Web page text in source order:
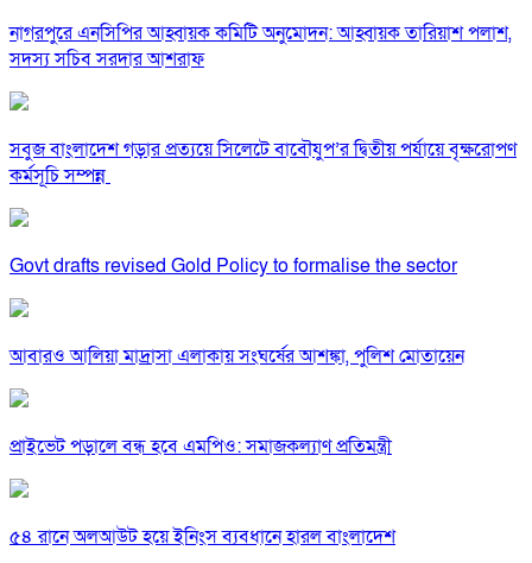
নাগরপুরে এনসিপির আহ্বায়ক কমিটি অনুমোদন: আহ্বায়ক তারিয়াশ পলাশ,
সদস্য সচিব সরদার আশরাফ
সবুজ বাংলাদেশ গড়ার প্রত্যয়ে সিলেটে বাবৌযুপ’র দ্বিতীয় পর্যায়ে বৃক্ষরোপণ
কর্মসূচি সম্পন্ন
Govt drafts revised Gold Policy to formalise the sector
আবারও আলিয়া মাদ্রাসা এলাকায় সংঘর্ষের আশঙ্কা, পুলিশ মোতায়েন
প্রাইভেট পড়ালে বন্ধ হবে এমপিও: সমাজকল্যাণ প্রতিমন্ত্রী
৫৪ রানে অলআউট হয়ে ইনিংস ব্যবধানে হারল বাংলাদেশ